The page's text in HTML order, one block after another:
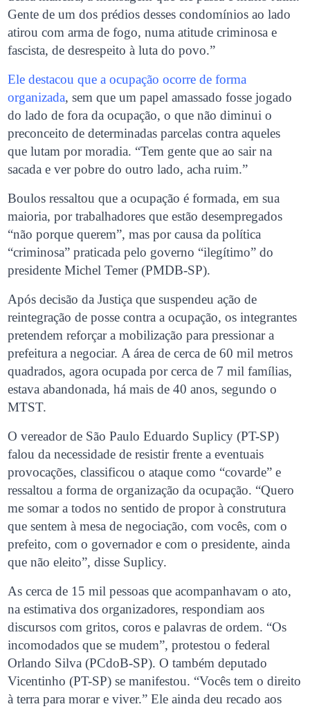
Gente de um dos prédios desses condomínios ao lado
atirou com arma de fogo, numa atitude criminosa e
fascista, de desrespeito à luta do povo.”
Ele destacou que a ocupação ocorre de forma
organizada, sem que um papel amassado fosse jogado
do lado de fora da ocupação, o que não diminui o
preconceito de determinadas parcelas contra aqueles
que lutam por moradia. “Tem gente que ao sair na
sacada e ver pobre do outro lado, acha ruim.”
Boulos ressaltou que a ocupação é formada, em sua
maioria, por trabalhadores que estão desempregados
“não porque querem”, mas por causa da política
“criminosa” praticada pelo governo “ilegítimo” do
presidente Michel Temer (PMDB-SP).
Após decisão da Justiça que suspendeu ação de
reintegração de posse contra a ocupação, os integrantes
pretendem reforçar a mobilização para pressionar a
prefeitura a negociar. A área de cerca de 60 mil metros
quadrados, agora ocupada por cerca de 7 mil famílias,
estava abandonada, há mais de 40 anos, segundo o
MTST.
O vereador de São Paulo Eduardo Suplicy (PT-SP)
falou da necessidade de resistir frente a eventuais
provocações, classificou o ataque como “covarde” e
ressaltou a forma de organização da ocupação. “Quero
me somar a todos no sentido de propor à construtura
que sentem à mesa de negociação, com vocês, com o
prefeito, com o governador e com o presidente, ainda
que não eleito”, disse Suplicy.
As cerca de 15 mil pessoas que acompanhavam o ato,
na estimativa dos organizadores, respondiam aos
discursos com gritos, coros e palavras de ordem. “Os
incomodados que se mudem”, protestou o federal
Orlando Silva (PCdoB-SP). O também deputado
Vicentinho (PT-SP) se manifestou. “Vocês tem o direito
à terra para morar e viver.” Ele ainda deu recado aos